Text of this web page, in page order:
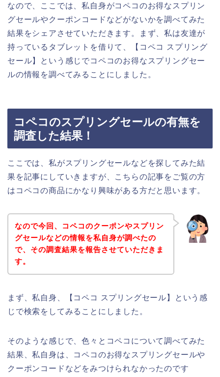
なので、ここでは、私自身がコペコのお得なスプリン
グセールやクーポンコードなどがないかを調べてみた
結果をシェアさせていただきます。まず、私は友達が
持っているタブレットを借りて、【コペコ スプリング
セール】という感じでコペコのお得なスプリングセー
ルの情報を調べてみることにしました。
コペコのスプリングセールの有無を
調査した結果！
ここでは、私がスプリングセールなどを探してみた結
果を記事にしていきますが、こちらの記事をご覧の方
はコペコの商品にかなり興味がある方だと思います。
なので今回、コペコのクーポンやスプリン
グセールなどの情報を私自身が調べたの
で、その調査結果を報告させていただきま
す。
まず、私自身、【コペコ スプリングセール】という感
じで検索をしてみることにしました。
そのような感じで、色々とコペコについて調べてみた
結果、私自身は、コペコのお得なスプリングセールや
クーポンコードなどをみつけられなかったのです